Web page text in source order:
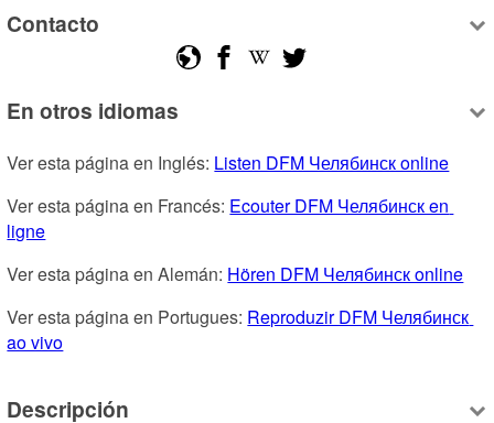
Contacto
En otros idiomas
Ver esta página en Inglés: Listen DFM Челябинск online
Ver esta página en Francés: Ecouter DFM Челябинск en
ligne
Ver esta página en Alemán: Hören DFM Челябинск online
Ver esta página en Portugues: Reproduzir DFM Челябинск
ao vivo
Descripción